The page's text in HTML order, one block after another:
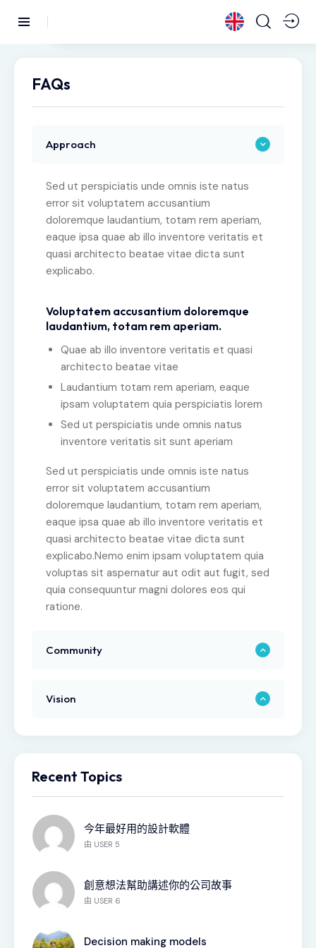
FAQs
Approach
Sed ut perspiciatis unde omnis iste natus
error sit voluptatem accusantium
doloremque laudantium, totam rem aperiam,
eaque ipsa quae ab illo inventore veritatis et
quasi architecto beatae vitae dicta sunt
explicabo.
Voluptatem accusantium doloremque
laudantium, totam rem aperiam.
Quae ab illo inventore veritatis et quasi
architecto beatae vitae
Laudantium totam rem aperiam, eaque
ipsam voluptatem quia perspiciatis lorem
Sed ut perspiciatis unde omnis natus
inventore veritatis sit sunt aperiam
Sed ut perspiciatis unde omnis iste natus
error sit voluptatem accusantium
doloremque laudantium, totam rem aperiam,
eaque ipsa quae ab illo inventore veritatis et
quasi architecto beatae vitae dicta sunt
explicabo.Nemo enim ipsam voluptatem quia
voluptas sit aspernatur aut odit aut fugit, sed
quia consequuntur magni dolores eos qui
ratione.
Community
Vision
Recent Topics
今年最好用的設計軟體
由 USER 5
創意想法幫助講述你的公司故事
由 USER 6
Decision making models